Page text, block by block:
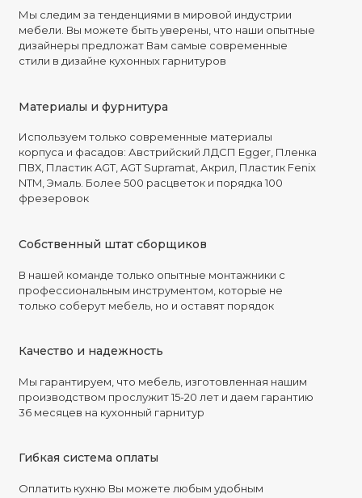
Мы следим за тенденциями в мировой индустрии
мебели. Вы можете быть уверены, что наши опытные
дизайнеры предложат Вам самые современные
стили в дизайне кухонных гарнитуров
Материалы и фурнитура
Используем только современные материалы
корпуса и фасадов: Австрийский ЛДСП Egger, Пленка
ПВХ, Пластик AGT, AGT Supramat, Акрил, Пластик Fenix
NTM, Эмаль. Более 500 расцветок и порядка 100
фрезеровок
Собственный штат сборщиков
В нашей команде только опытные монтажники с
профессиональным инструментом, которые не
только соберут мебель, но и оставят порядок
Качество и надежность
Мы гарантируем, что мебель, изготовленная нашим
производством прослужит 15-20 лет и даем гарантию
36 месяцев на кухонный гарнитур
Гибкая система оплаты
Оплатить кухню Вы можете любым удобным